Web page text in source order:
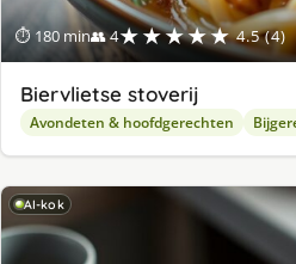
⏱ 180 min👥 4★★★★★ 4.5 (4)
Biervlietse stoverij
Avondeten & hoofdgerechten
AI-kok